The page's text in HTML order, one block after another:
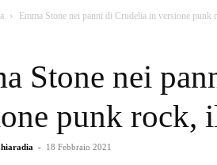
Emma Stone nei panni di Crudelia in versione punk
Stone nei
punk rock,
- 18 Febbraio 2021